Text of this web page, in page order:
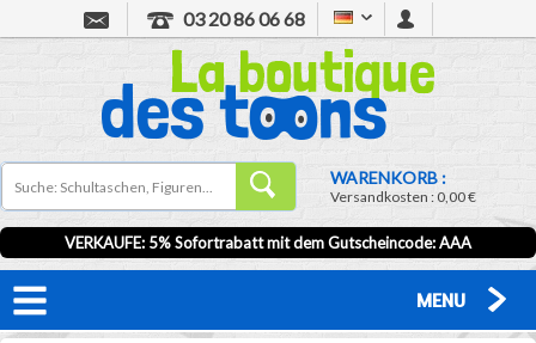
03 20 86 06 68
WARENKORB :
Versandkosten :0,00 €
VERKAUFE: 5% Sofortrabatt mit dem Gutscheincode:AAA
MENU